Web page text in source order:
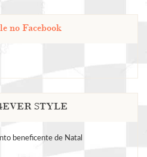
no Facebook
STYLE
beneficente de Natal